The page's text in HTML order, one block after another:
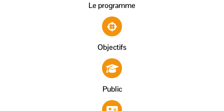
Le programme
Objectifs
Public